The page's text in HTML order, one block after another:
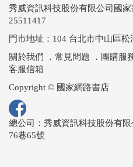
秀威資訊科技股份有限公司國
25511417
門市地址：104 台北市中山區松
關於我們
． 常見問題 ． 團購服
客服信箱
Copyright © 國家網路書店
總公司：秀威資訊科技股份有
76巷65號